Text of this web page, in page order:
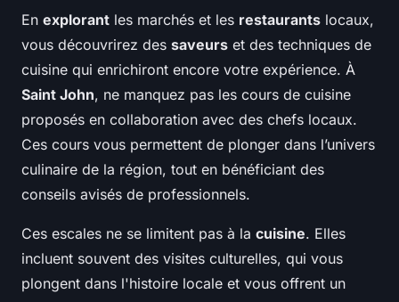
En explorant les marchés et les restaurants locaux,
vous découvrirez des saveurs et des techniques de
cuisine qui enrichiront encore votre expérience. À
Saint John, ne manquez pas les cours de cuisine
proposés en collaboration avec des chefs locaux.
Ces cours vous permettent de plonger dans l’univers
culinaire de la région, tout en bénéficiant des
conseils avisés de professionnels.
Ces escales ne se limitent pas à la cuisine. Elles
incluent souvent des visites culturelles, qui vous
plongent dans l'histoire locale et vous offrent un